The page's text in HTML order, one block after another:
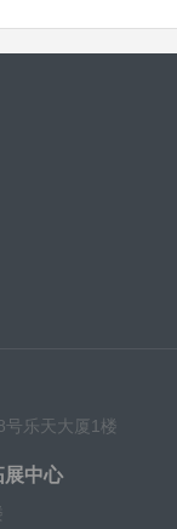
乐天大厦1楼
展中心